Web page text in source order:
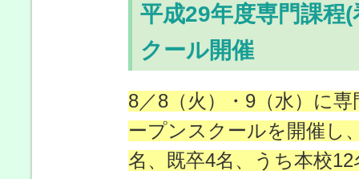
平成29年度専門課程
クール開催
8／8（火）・9（水）に
ープンスクールを開催し
名、既卒4名、うち本校